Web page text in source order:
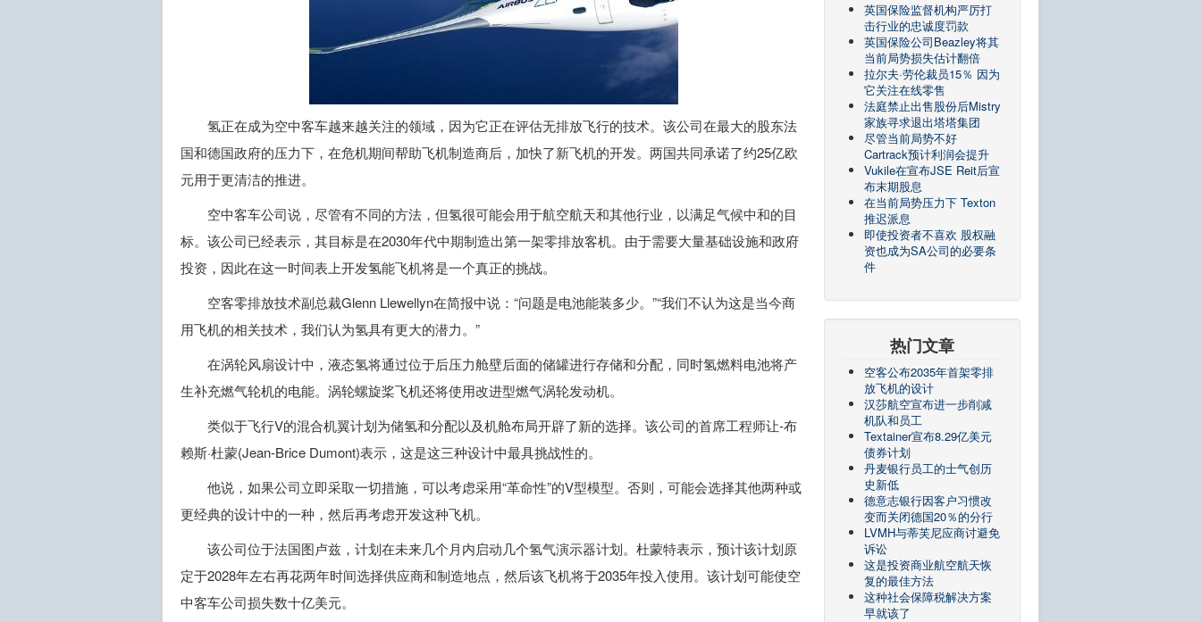
氢正在成为空中客车越来越关注的领域，因为它正在评估无排放飞行的技术。该公司在最大的股东法
国和德国政府的压力下，在危机期间帮助飞机制造商后，加快了新飞机的开发。两国共同承诺了约25亿欧
元用于更清洁的推进。
空中客车公司说，尽管有不同的方法，但氢很可能会用于航空航天和其他行业，以满足气候中和的目
标。该公司已经表示，其目标是在2030年代中期制造出第一架零排放客机。由于需要大量基础设施和政府
投资，因此在这一时间表上开发氢能飞机将是一个真正的挑战。
空客零排放技术副总裁Glenn Llewellyn在简报中说：“问题是电池能装多少。”“我们不认为这是当今商
用飞机的相关技术，我们认为氢具有更大的潜力。”
在涡轮风扇设计中，液态氢将通过位于后压力舱壁后面的储罐进行存储和分配，同时氢燃​​料电池将产
生补充燃气轮机的电能。涡轮螺旋桨飞机还将使用改进型燃气涡轮发动机。
类似于飞行V的混合机翼计划为储氢和分配以及机舱布局开辟了新的选择。该公司的首席工程师让-布
赖斯·杜蒙(Jean-Brice Dumont)表示，这是这三种设计中最具挑战性的。
他说，如果公司立即采取一切措施，可以考虑采用“革命性”的V型模型。否则，可能会选择其他两种或
更经典的设计中的一种，然后再考虑开发这种飞机。
该公司位于法国图卢兹，计划在未来几个月内启动几个氢气演示器计划。杜蒙特表示，预计该计划原
定于2028年左右再花两年时间选择供应商和制造地点，然后该飞机将于2035年投入使用。该计划可能使空
中客车公司损失数十亿美元。
英国保险监督机构严厉打
击行业的忠诚度罚款
英国保险公司Beazley将其
当前局势损失估计翻倍
拉尔夫·劳伦裁员15％ 因为
它关注在线零售
法庭禁止出售股份后Mistry
家族寻求退出塔塔集团
尽管当前局势不好
Cartrack预计利润会提升
Vukile在宣布JSE Reit后宣
布末期股息
在当前局势压力下 Texton
推迟派息
即使投资者不喜欢 股权融
资也成为SA公司的必要条
件
热门文章
空客公布2035年首架零排
放飞机的设计
汉莎航空宣布进一步削减
机队和员工
Textainer宣布8.29亿美元
债券计划
丹麦银行员工的士气创历
史新低
德意志银行因客户习惯改
变而关闭德国20％的分行
LVMH与蒂芙尼应商讨避免
诉讼
这是投资商业航空航天恢
复的最佳方法
这种社会保障税解决方案
早就该了